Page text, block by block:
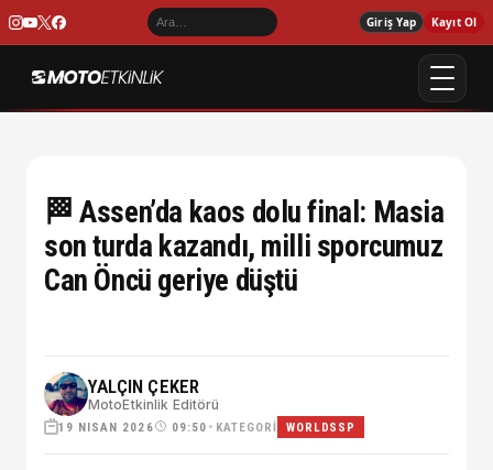
Giriş Yap Kayıt Ol
🏁 Assen’da kaos dolu final: Masia
son turda kazandı, milli sporcumuz
Can Öncü geriye düştü
YALÇIN ÇEKER
MotoEtkinlik Editörü
19 NISAN 2026 09:50 • KATEGORI WORLDSSP